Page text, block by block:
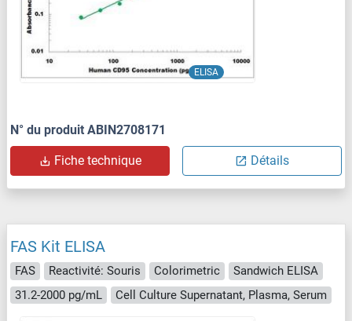
ELISA
N° du produit ABIN2708171
Fiche technique Détails
FAS Kit ELISA
FAS Reactivité: Souris Colorimetric
Sandwich ELISA
31.2-2000 pg/mL
Cell Culture Supernatant, Plasma, Serum